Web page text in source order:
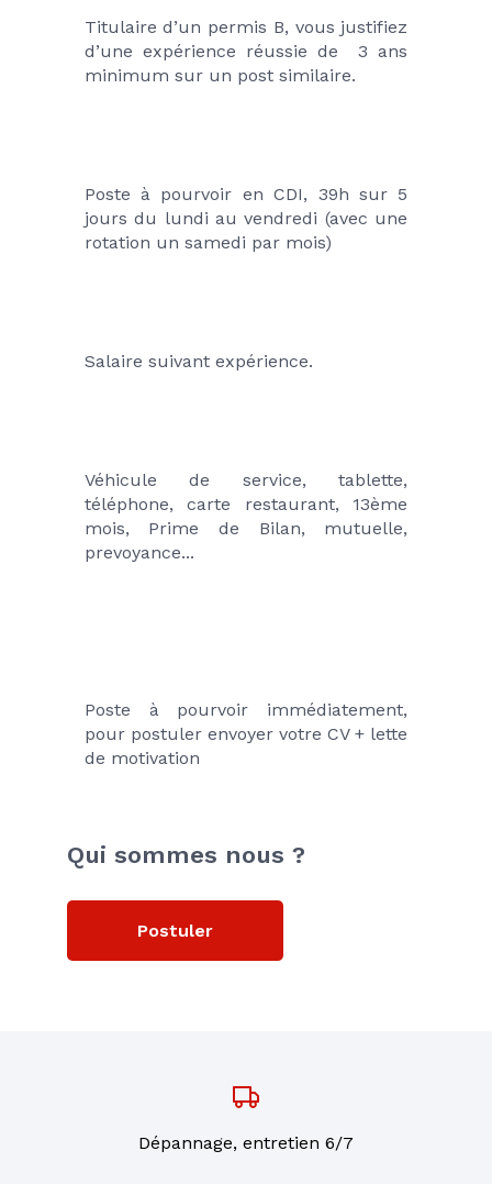
Titulaire d’un permis B, vous justifiez
d’une expérience réussie de  3 ans
minimum sur un post similaire.
Poste à pourvoir en CDI, 39h sur 5
jours du lundi au vendredi (avec une
rotation un samedi par mois)
Salaire suivant expérience.
Véhicule de service, tablette,
téléphone, carte restaurant, 13ème
mois, Prime de Bilan, mutuelle,
prevoyance...
Poste à pourvoir immédiatement,
pour postuler envoyer votre CV + lette
de motivation
Qui sommes nous ?
Postuler
Dépannage, entretien 6/7